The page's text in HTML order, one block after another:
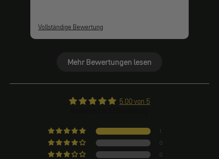
Vollständige Bewertung
Mehr Bewertungen lesen
5.00 von 5
1
0
0